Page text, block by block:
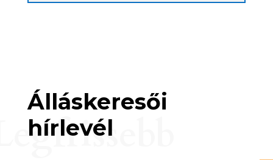
Álláskeresői
hírlevél